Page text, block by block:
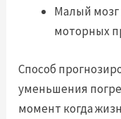
Малый мозг
моторных
Способ
уменьшения
момент когда